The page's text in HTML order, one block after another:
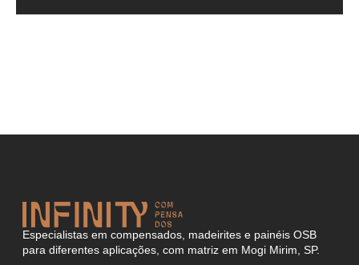
Especialistas em compensados, madeirites e painéis OSB
para diferentes aplicações, com matriz em Mogi Mirim, SP.